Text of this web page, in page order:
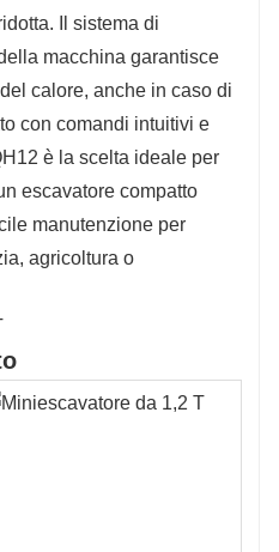
Il sistema di
macchina garantisce
calore, anche in caso di
con comandi intuitivi e
è la scelta ideale per
escavatore compatto
manutenzione per
agricoltura o